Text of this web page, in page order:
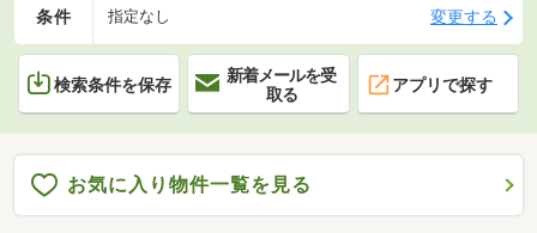
条件 指定なし 変更する
検索条件を保存
新着メールを受
取る
アプリで探す
お気に入り物件一覧を見る